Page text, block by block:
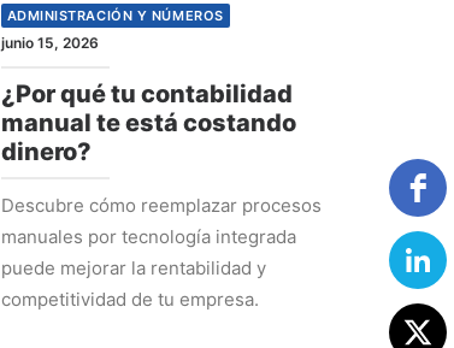
ADMINISTRACIÓN Y NÚMEROS
junio 15, 2026
¿Por qué tu contabilidad
manual te está costando
dinero?
Descubre cómo reemplazar procesos
manuales por tecnología integrada
puede mejorar la rentabilidad y
competitividad de tu empresa.